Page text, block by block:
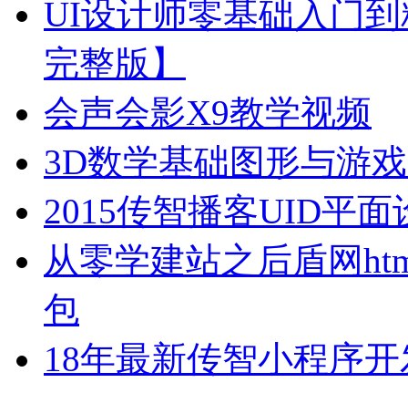
UI设计师零基础入门
完整版】
会声会影X9教学视频
3D数学基础图形与游
2015传智播客UID平
从零学建站之后盾网
包
18年最新传智小程序